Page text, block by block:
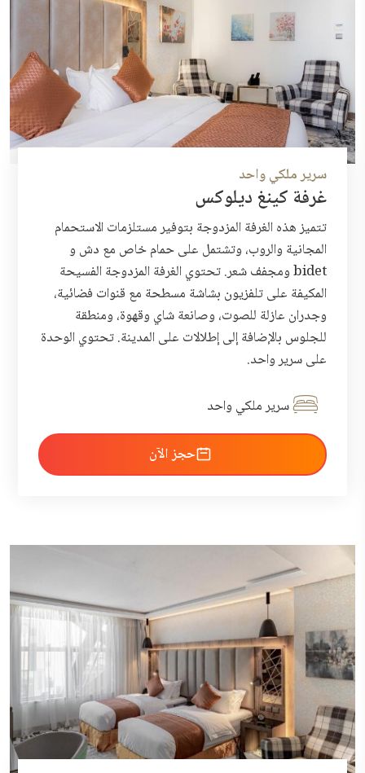
سرير ملكي واحد
غرفة كينغ ديلوكس
تتميز هذه الغرفة المزدوجة بتوفير مستلزمات الاستحمام
المجانية والروب، وتشتمل على حمام خاص مع دش و
bidet ومجفف شعر. تحتوي الغرفة المزدوجة الفسيحة
المكيفة على تلفزيون بشاشة مسطحة مع قنوات فضائية،
وجدران عازلة للصوت، وصانعة شاي وقهوة، ومنطقة
للجلوس بالإضافة إلى إطلالات على المدينة. تحتوي الوحدة
على سرير واحد.
سرير ملكي واحد
احجز الآن